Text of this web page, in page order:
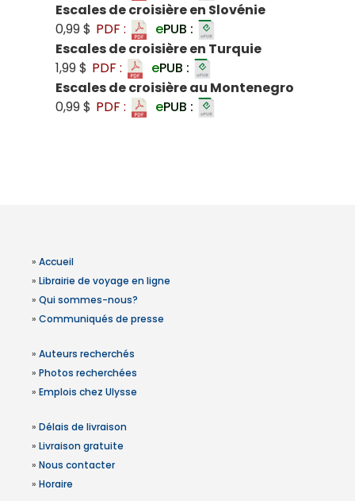
Escales de croisière en Slovénie
0,99 $ PDF : ePUB :
Escales de croisière en Turquie
1,99 $ PDF : ePUB :
Escales de croisière au Montenegro
0,99 $ PDF : ePUB :
» Accueil
» Librairie de voyage en ligne
» Qui sommes-nous?
» Communiqués de presse
» Auteurs recherchés
» Photos recherchées
» Emplois chez Ulysse
» Délais de livraison
» Livraison gratuite
» Nous contacter
» Horaire